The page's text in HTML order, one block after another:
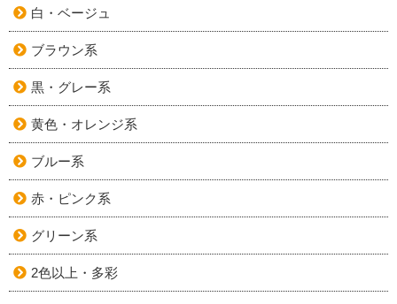
白・ベージュ
ブラウン系
黒・グレー系
黄色・オレンジ系
ブルー系
赤・ピンク系
グリーン系
2色以上・多彩